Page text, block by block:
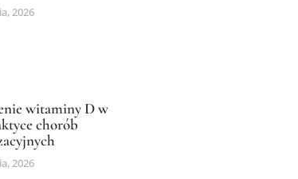
2026
witaminy D w
chorób
2026